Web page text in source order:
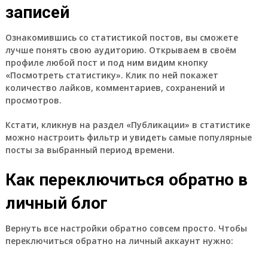
записей
Ознакомившись со статистикой постов, вы сможете
лучше понять свою аудиторию. Открываем в своём
профиле любой пост и под ним видим кнопку
«Посмотреть статистику». Клик по ней покажет
количество лайков, комментариев, сохранений и
просмотров.
Кстати, кликнув на раздел «Публикации» в статистике
можно настроить фильтр и увидеть самые популярные
посты за выбранный период времени.
Как переключиться обратно в
личный блог
Вернуть все настройки обратно совсем просто. Чтобы
переключиться обратно на личный аккаунт нужно: